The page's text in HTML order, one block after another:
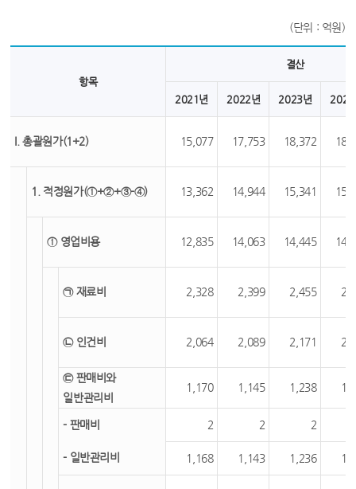
(단위 : 억원)
항목
결산
2021년 2022년 2023년 2024
I. 총괄원가(1+2) 15,077 17,753 18,372
1. 적정원가(①+②+③-④) 13,362 14,944 15,341
① 영업비용 12,835 14,063 14,445
㉠ 재료비 2,328 2,399 2,455
㉡ 인건비 2,064 2,089 2,171
㉢ 판매비와
일반관리비
1,170 1,145 1,238
- 판매비 2 2 2
- 일반관리비 1,168 1,143 1,236